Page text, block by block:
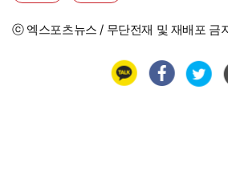
ⓒ 엑스포츠뉴스 / 무단전재 및 재배포 금